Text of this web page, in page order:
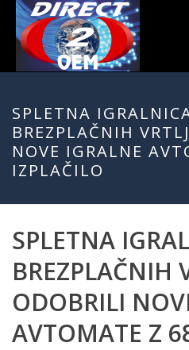
SPLETNA
BREZPLAČNIH
NOVE IGRALNE
IZPLAČILO
SPLETNA
BREZPLAČNIH
ODOBRILI
AVTOMATE Z